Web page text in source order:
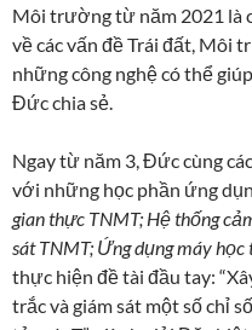
Môi trường từ năm 2021 là
về các vấn đề Trái đất, Môi
những công nghệ có thể
Đức chia sẻ.
Ngay từ năm 3, Đức cùng
với những học phần ứng
gian thực TNMT; Hệ thống
sát TNMT; Ứng dụng máy học
thực hiện đề tài đầu tay:
trắc và giám sát một số chỉ